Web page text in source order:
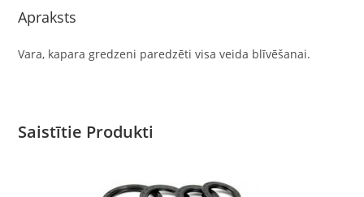
Apraksts
Vara, kapara gredzeni paredzēti visa veida blīvēšanai.
Saistītie Produkti